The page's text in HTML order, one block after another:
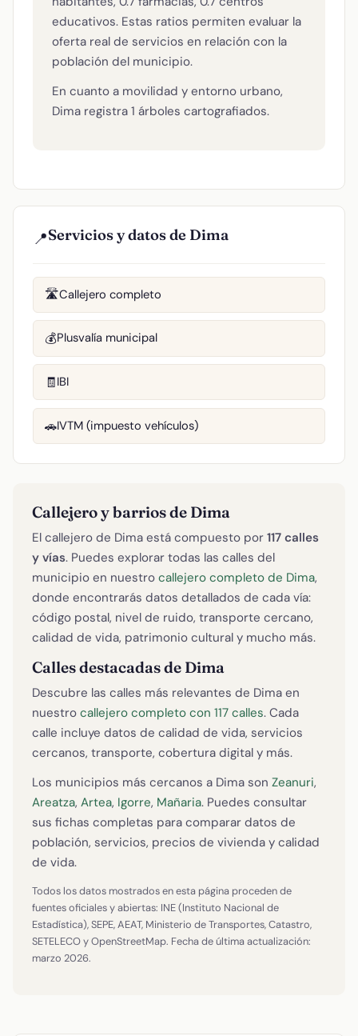
educativos. Estas ratios permiten evaluar la
oferta real de servicios en relación con la
población del municipio.
En cuanto a movilidad y entorno urbano,
Dima registra 1 árboles cartografiados.
📍Servicios y datos de Dima
🛣️Callejero completo
💰Plusvalía municipal
🧾IBI
🚗IVTM (impuesto vehículos)
Callejero y barrios de Dima
El callejero de Dima está compuesto por 117 calles
y vías. Puedes explorar todas las calles del
municipio en nuestro callejero completo de Dima,
donde encontrarás datos detallados de cada vía:
código postal, nivel de ruido, transporte cercano,
calidad de vida, patrimonio cultural y mucho más.
Calles destacadas de Dima
Descubre las calles más relevantes de Dima en
nuestro callejero completo con 117 calles. Cada
calle incluye datos de calidad de vida, servicios
cercanos, transporte, cobertura digital y más.
Los municipios más cercanos a Dima son Zeanuri,
Areatza, Artea, Igorre, Mañaria. Puedes consultar
sus fichas completas para comparar datos de
población, servicios, precios de vivienda y calidad
de vida.
Todos los datos mostrados en esta página proceden de
fuentes oficiales y abiertas: INE (Instituto Nacional de
Estadística), SEPE, AEAT, Ministerio de Transportes, Catastro,
SETELECO y OpenStreetMap. Fecha de última actualización:
marzo 2026.